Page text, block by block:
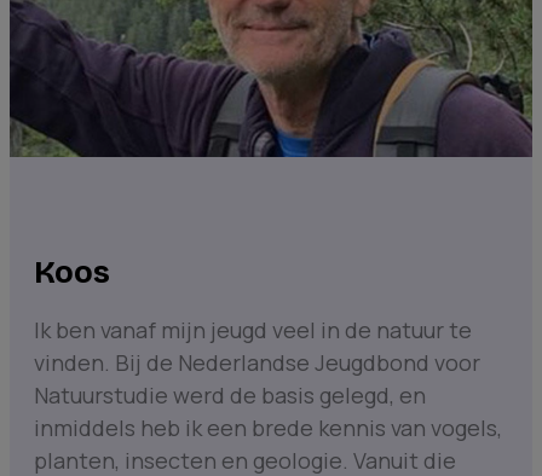
Koos
Ik ben vanaf mijn jeugd veel in de natuur te
vinden. Bij de Nederlandse Jeugdbond voor
Natuurstudie werd de basis gelegd, en
inmiddels heb ik een brede kennis van vogels,
planten, insecten en geologie. Vanuit die